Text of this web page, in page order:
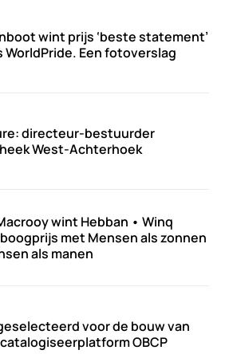
wint prijs ‘beste statement’
WorldPride. Een fotoverslag
directeur-bestuurder
West-Achterhoek
wint Hebban • Winq
met Mensen als zonnen
als manen
voor de bouw van
OBCP